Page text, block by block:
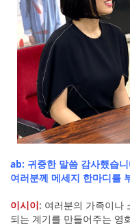
ab: 귀중한 말씀 감사했습
여러분께 메세지 한마디를
이시이: 여러분의 가족이나
되는 계기를 만들어주는 영